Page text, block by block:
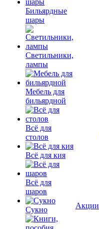
Бильярдные
шары
Светильники,
лампы
Мебель для
бильярдной
Всё для
столов
Всё для кия
Всё для
шаров
Сукно Акции